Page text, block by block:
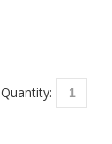
Quantity: